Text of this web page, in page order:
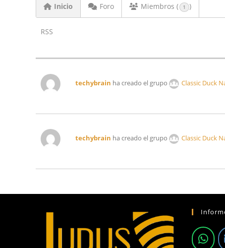
Inicio Foro Miembros ( 1 )
RSS
techybrain ha creado el grupo Classic Duck
techybrain ha creado el grupo Classic Duck